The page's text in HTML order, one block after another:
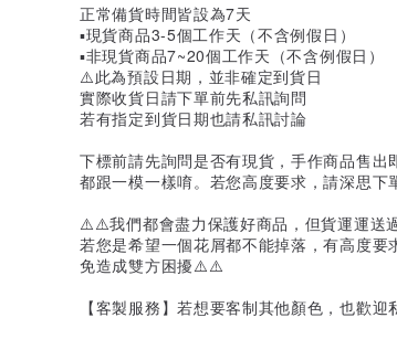
正常備貨時間皆設為7天
▪️現貨商品3-5個工作天（不含例假日）
▪️非現貨商品7~20個工作天（不含例假日）
⚠️此為預設日期，並非確定到貨日
實際收貨日請下單前先私訊詢問
若有指定到貨日期也請私訊討論
下標前請先詢問是否有現貨，手作商品售
都跟一模一樣唷。若您高度要求，請深思下
⚠️⚠️我們都會盡力保護好商品，但貨運運送
若您是希望一個花屑都不能掉落，有高度
免造成雙方困擾⚠️⚠️
【客製服務】若想要客制其他顏色，也歡迎